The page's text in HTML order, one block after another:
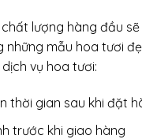
lượng hàng đầu
những mẫu hoa tươi
vụ hoa tươi:
thời gian sau khi đặt
trước khi giao hàng